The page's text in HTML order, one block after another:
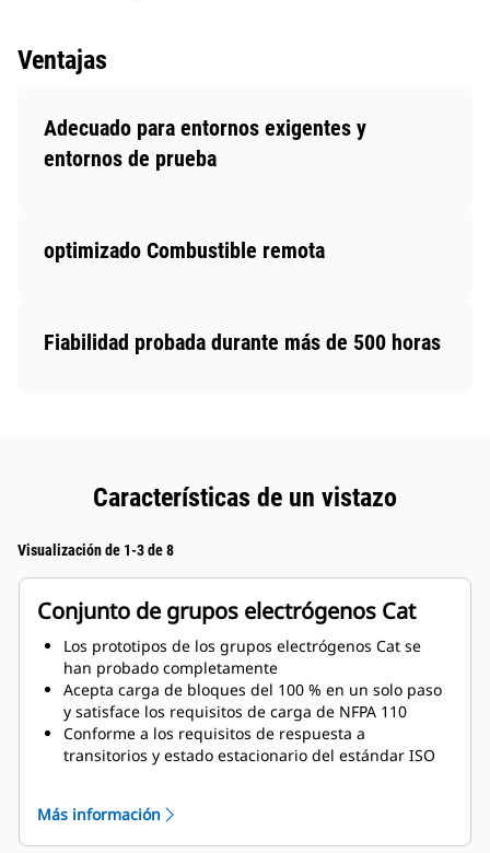
Ventajas
Adecuado para entornos exigentes y
entornos de prueba
optimizado Combustible remota
Fiabilidad probada durante más de 500 horas
Características de un vistazo
Visualización de 1-3 de 8
Conjunto de grupos electrógenos Cat
Los prototipos de los grupos electrógenos Cat se
han probado completamente
Acepta carga de bloques del 100 % en un solo paso
y satisface los requisitos de carga de NFPA 110
Conforme a los requisitos de respuesta a
transitorios y estado estacionario del estándar ISO
Más información